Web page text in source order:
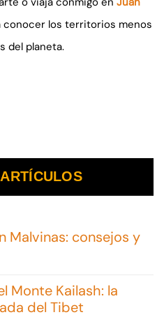
conocer los territorios menos
del planeta.
Malvinas: consejos y
Monte Kailash: la
del Tibet